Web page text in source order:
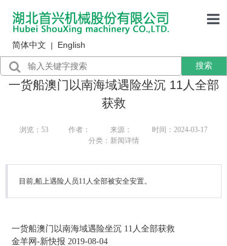
简体中文 English
行业资讯
搜索
一货船澳门以南海域遇险坐沉 11人全部
获救
浏览： 53 作者： 来源：
时间：2024-03-17
分类：新闻详情
目前,船上遇险人员11人全部被安全安置。
一货船澳门以南海域遇险坐沉 11人全部获救
金羊网-新快报 2019-08-04